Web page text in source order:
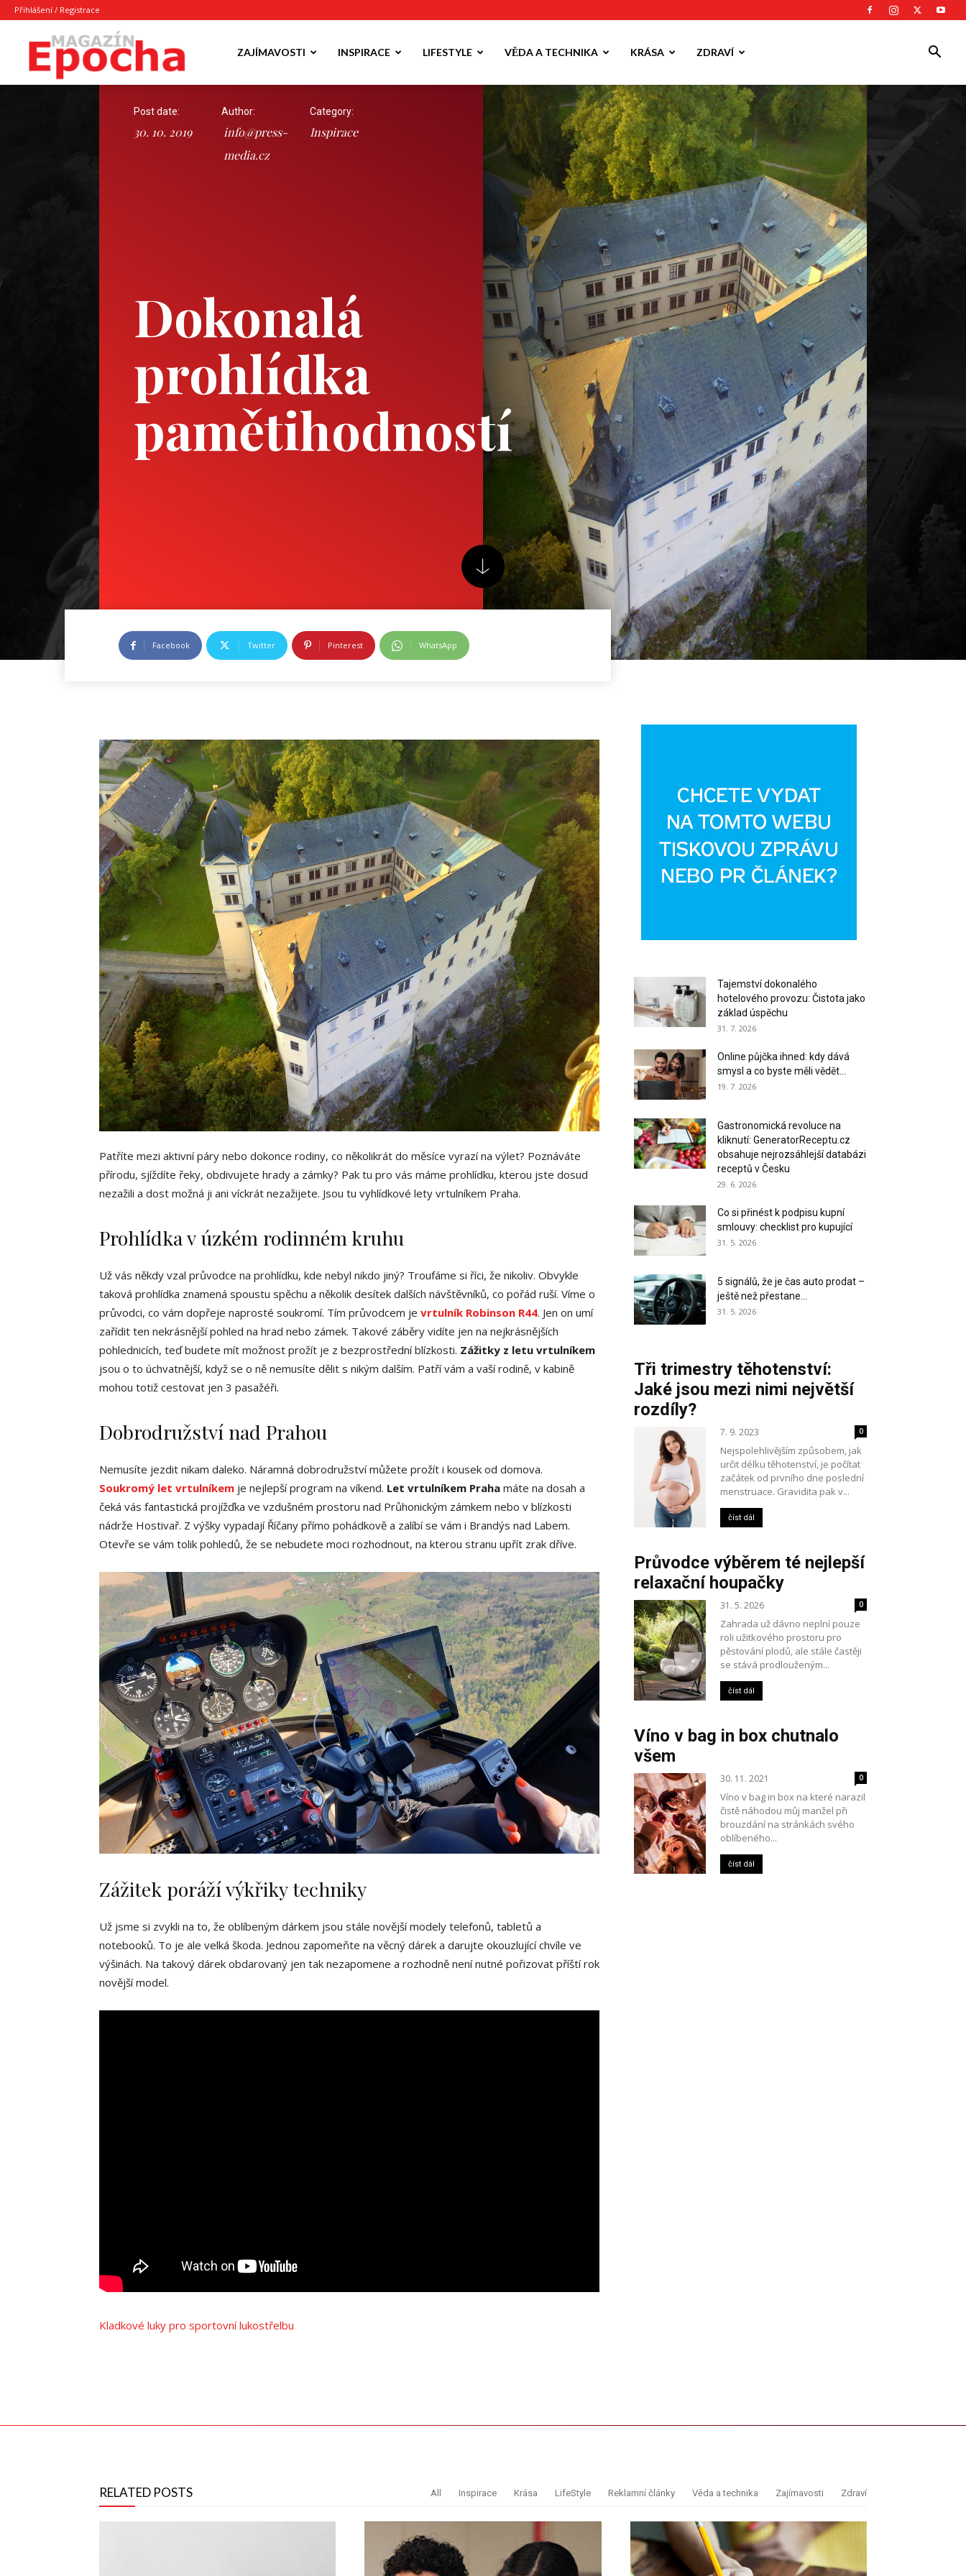
Přihlášení / Registrace
Magazín
ZAJÍMAVOSTI INSPIRACE LIFESTYLE VĚDA A TECHNIKA KRÁSA ZDRAVÍ
Dokonalá
prohlídka
pamětihodností
Post date:
30. 10. 2019
Author:
info@press-
media.cz
Category:
Inspirace
Facebook Twitter Pinterest WhatsApp
Patříte mezi aktivní páry nebo dokonce rodiny, co několikrát do měsíce vyrazí na výlet? Poznáváte
přírodu, sjíždíte řeky, obdivujete hrady a zámky? Pak tu pro vás máme prohlídku, kterou jste dosud
nezažili a dost možná ji ani víckrát nezažijete. Jsou tu vyhlídkové lety vrtulníkem Praha.
Prohlídka v úzkém rodinném kruhu
Už vás někdy vzal průvodce na prohlídku, kde nebyl nikdo jiný? Troufáme si říci, že nikoliv. Obvykle
taková prohlídka znamená spoustu spěchu a několik desítek dalších návštěvníků, co pořád ruší. Víme o
průvodci, co vám dopřeje naprosté soukromí. Tím průvodcem je vrtulník Robinson R44. Jen on umí
zařídit ten nekrásnější pohled na hrad nebo zámek. Takové záběry vidíte jen na nejkrásnějších
pohlednicích, teď budete mít možnost prožít je z bezprostřední blízkosti. Zážitky z letu vrtulníkem
jsou o to úchvatnější, když se o ně nemusíte dělit s nikým dalším. Patří vám a vaší rodině, v kabině
mohou totiž cestovat jen 3 pasažéři.
Dobrodružství nad Prahou
Nemusíte jezdit nikam daleko. Náramná dobrodružství můžete prožít i kousek od domova.
Soukromý let vrtulníkem je nejlepší program na víkend. Let vrtulníkem Praha máte na dosah a
čeká vás fantastická projížďka ve vzdušném prostoru nad Průhonickým zámkem nebo v blízkosti
nádrže Hostivař. Z výšky vypadají Říčany přímo pohádkově a zalíbí se vám i Brandýs nad Labem.
Otevře se vám tolik pohledů, že se nebudete moci rozhodnout, na kterou stranu upřít zrak dříve.
Zážitek poráží výkřiky techniky
Už jsme si zvykli na to, že oblíbeným dárkem jsou stále novější modely telefonů, tabletů a
notebooků. To je ale velká škoda. Jednou zapomeňte na věcný dárek a darujte okouzlující chvíle ve
výšinách. Na takový dárek obdarovaný jen tak nezapomene a rozhodně není nutné pořizovat příští rok
novější model.
Kladkové luky pro sportovní lukostřelbu
Tajemství dokonalého
hotelového provozu: Čistota jako
základ úspěchu
31. 7. 2026
Online půjčka ihned: kdy dává
smysl a co byste měli vědět...
19. 7. 2026
Gastronomická revoluce na
kliknutí: GeneratorReceptu.cz
obsahuje nejrozsáhlejší databázi
receptů v Česku
29. 6. 2026
Co si přinést k podpisu kupní
smlouvy: checklist pro kupující
31. 5. 2026
5 signálů, že je čas auto prodat –
ještě než přestane...
31. 5. 2026
Tři trimestry těhotenství:
Jaké jsou mezi nimi největší
rozdíly?
7. 9. 2023 0
Nejspolehlivějším způsobem, jak
určit délku těhotenství, je počítat
začátek od prvního dne poslední
menstruace. Gravidita pak v...
číst dál
Průvodce výběrem té nejlepší
relaxační houpačky
31. 5. 2026 0
Zahrada už dávno neplní pouze
roli užitkového prostoru pro
pěstování plodů, ale stále častěji
se stává prodlouženým...
číst dál
Víno v bag in box chutnalo
všem
30. 11. 2021 0
Víno v bag in box na které narazil
čistě náhodou můj manžel při
brouzdání na stránkách svého
oblíbeného...
číst dál
RELATED POSTS All Inspirace Krása LifeStyle Reklamní články Věda a technika Zajímavosti Zdraví